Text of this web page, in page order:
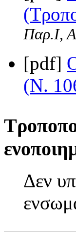
Παρ.Ι,
[pdf]
(Ν.
Δεν